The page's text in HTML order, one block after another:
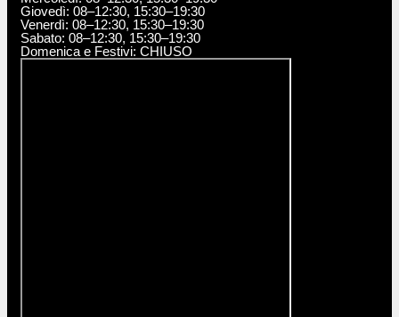
Giovedì: 08–12:30, 15:30–19:30
Venerdì: 08–12:30, 15:30–19:30
Sabato: 08–12:30, 15:30–19:30
Domenica e Festivi: CHIUSO